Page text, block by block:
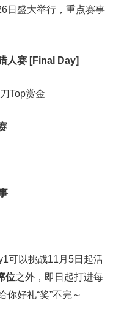
日盛大举行，重点赛事
人赛 [Final Day]
Top赏金
可以挑战11月5日起活
位之外，即日起打进每
你好礼“奖”不完～